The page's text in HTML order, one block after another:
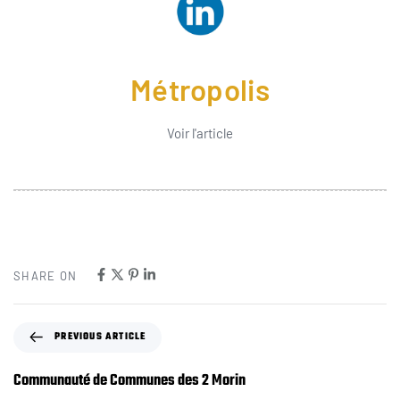
Métropolis
Voir l'article
SHARE ON
PREVIOUS ARTICLE
Communauté de Communes des 2 Morin